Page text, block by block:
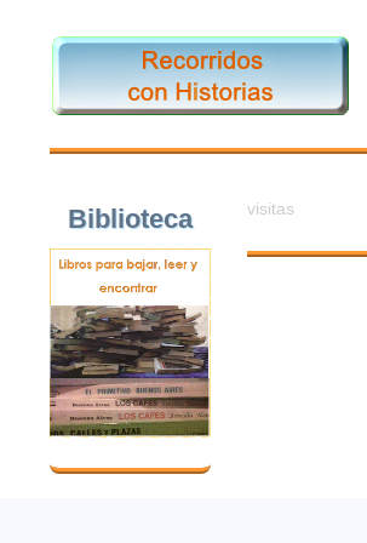
Biblioteca visitas